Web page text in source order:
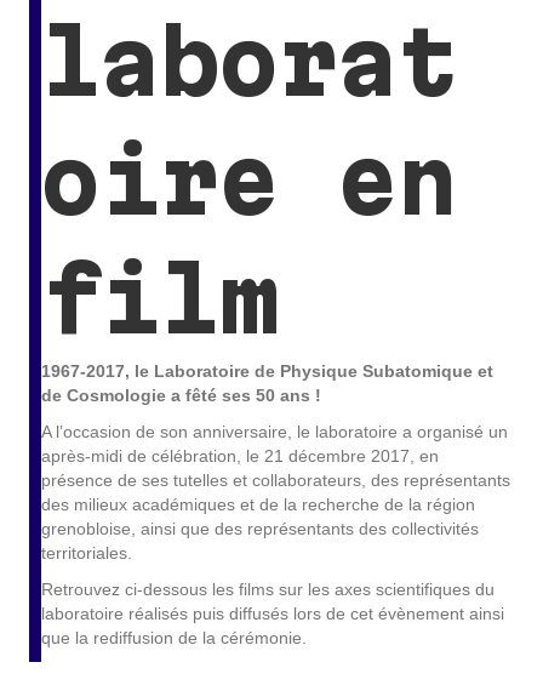
laborat
oire en
film
1967-2017, le Laboratoire de Physique Subatomique et
de Cosmologie a fêté ses 50 ans !
A l’occasion de son anniversaire, le laboratoire a organisé un
après-midi de célébration, le 21 décembre 2017, en
présence de ses tutelles et collaborateurs, des représentants
des milieux académiques et de la recherche de la région
grenobloise, ainsi que des représentants des collectivités
territoriales.
Retrouvez ci-dessous les films sur les axes scientifiques du
laboratoire réalisés puis diffusés lors de cet évènement ainsi
que la rediffusion de la cérémonie.